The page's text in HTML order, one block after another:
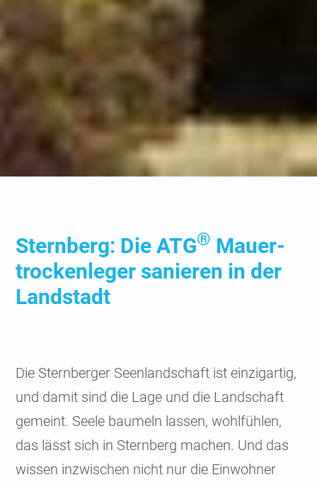
Stern­berg: Die ATG® Mauer­
trocken­leger sanieren in der
Landstadt
Die Stern­berger Seen­land­schaft ist einzig­artig,
und damit sind die Lage und die Land­schaft
gemeint. Seele baumeln lassen, wohl­fühlen,
das lässt sich in Stern­berg machen. Und das
wissen inzwi­schen nicht nur die Einwoh­ner